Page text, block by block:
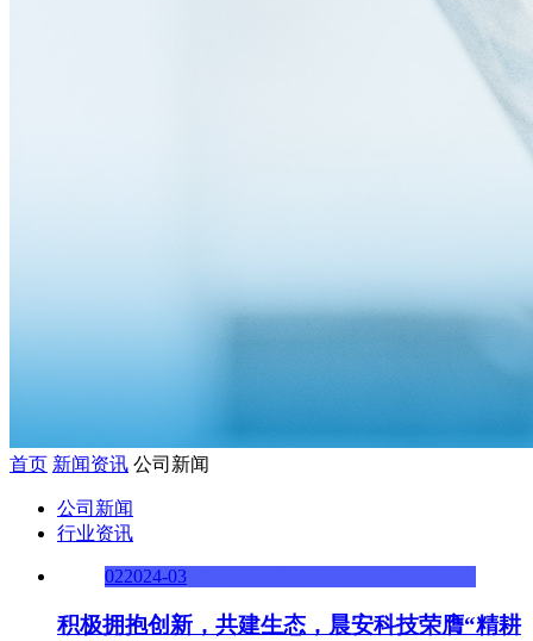
首页 新闻资讯 公司新闻
公司新闻
行业资讯
022024-03
积极拥抱创新，共建生态，晨安科技荣膺“精耕